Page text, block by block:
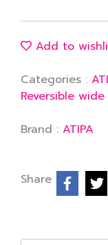
Add to
Categories :
Reversible
Brand : ATIPA
Share